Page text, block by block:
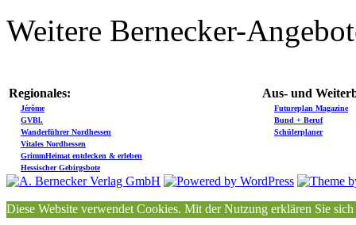
Weitere Bernecker-
Regionales: Aus- und
Jérôme
Futureplan Magazine
GVBl.
Bund + Beruf
Wanderführer Nordhessen
Schülerplaner
Vitales Nordhessen
GrimmHeimat entdecken & erleben
Hessischer Gebirgsbote
Diese Website verwendet Cookies. Mit der Nutzung erklären Sie